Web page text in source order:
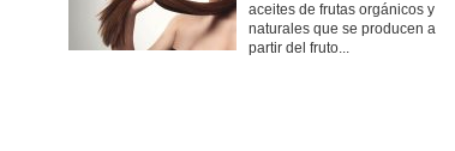
aceites de frutas orgánicos y
naturales que se producen a
partir del fruto...